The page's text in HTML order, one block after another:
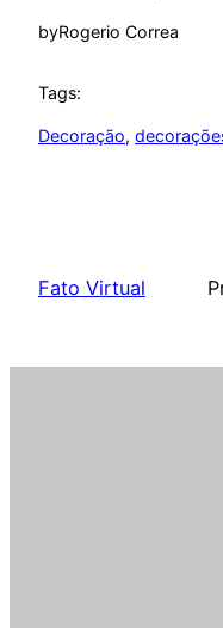
byRogerio Correa
Tags:
Decoração,
Fato Virtual